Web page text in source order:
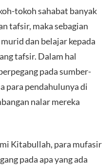
tokoh sahabat banyak
tafsir, maka sebagian
dan belajar kepada
tafsir. Dalam hal
pada sumber-
para pendahulunya di
nalar mereka
Kitabullah, para mufasir
pada apa yang ada